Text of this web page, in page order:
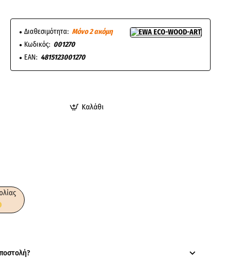
Διαθεσιμότητα: Μόνο 2 ακόμη
Κωδικός: 001270
EAN: 4815123001270
Καλάθι